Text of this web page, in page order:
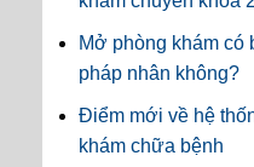
Mở phòng khám có
pháp nhân không?
Điểm mới về hệ
khám chữa bệnh